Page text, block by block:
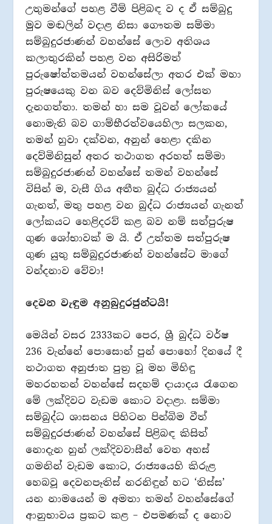
උතුමන්ගේ පහළ වීම් පිළිබඳ ව ද ඒ සම්බුදු
මුව මඬලින් වදාළ නිසා ගෞතම සම්මා
සම්බුදුරජාණන් වහන්සේ ලොව අතිශය
කලාතුරකින් පහළ වන අසිරිමත්
පුරුෂෝත්තමයන් වහන්සේලා අතර එක් මහා
පුරුෂයෙකු වන බව දෙව්මිනිස් ලෝසත
දැනගත්තා. තමන් හා සම වූවන් ලෝකයේ
නොමැති බව ගාම්භීරත්වයෙහිලා සලකන,
තමන් හුවා දක්වන, අනුන් හෙළා දකින
දෙව්මිනිසුන් අතර තථාගත අරහත් සම්මා
සම්බුදුරජාණන් වහන්සේ තමන් වහන්සේ
විසින් ම, වැසී ගිය අතීත බුද්ධ රාජ්‍යයන්
ගැනත්, මතු පහළ වන බුද්ධ රාජ්‍යයන් ගැනත්
ලෝකයට හෙළිදරව් කළ බව නම් සත්පුරුෂ
ගුණ ශෝභාවක් ම යි. ඒ උත්තම සත්පුරුෂ
ගුණ යුතු සම්බුදුරජාණන් වහන්සේට මාගේ
වන්දනාව වේවා!
දෙවන වැඳුම අනුබුදුරජුන්ටයි!
මෙයින් වසර 2333කට පෙර, ශ්‍රී බුද්ධ වර්ෂ
236 වැන්නේ පොසොන් පුන් පොහෝ දිනයේ දී
තථාගත අනුජාත පුත්‍ර වූ මහ මිහිඳු
මහරහතන් වහන්සේ සදහම් දායාදය රැගෙන
මේ ලක්දිවට වැඩම කොට වදාළා. සම්මා
සම්බුද්ධ ශාසනය පිහිටන පින්බිම වීත්
සම්බුදුරජාණන් වහන්සේ පිළිබඳ කිසිත්
නොදැන හුන් ලක්දිවවාසීන් වෙත අහස්
ගමනින් වැඩම කොට, රාජ්‍යයෙහි කිරුළ
හෙබවූ දෙවනපෑතිස් නරනිඳුන් හට ‘තිස්ස’
යන නාමයෙන් ම අමතා තමන් වහන්සේගේ
ආනුභාවය ප්‍රකට කළ – එපමණක් ද නොව